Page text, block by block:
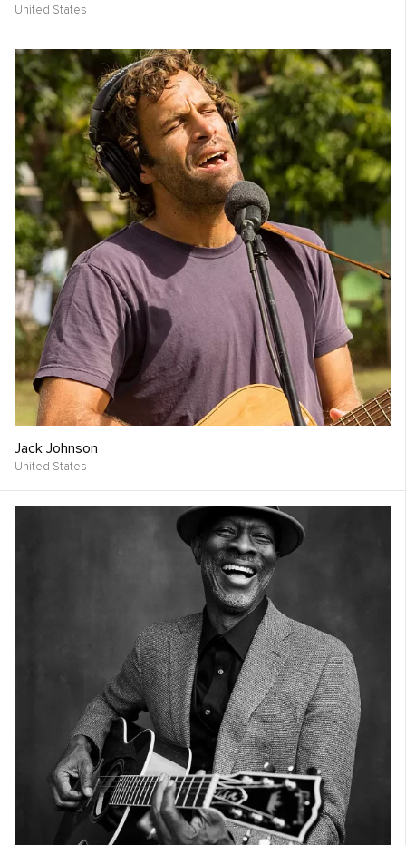
United States
Jack Johnson
United States